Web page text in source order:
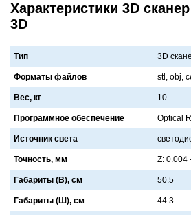
Характеристики 3D
3D
Тип 3D
Форматы файлов stl, obj,
Вес, кг 10
Программное обеспечение Optical
Источник света
Точность, мм Z: 0.004
Габариты (В), см 50.5
Габариты (Ш), см 44.3